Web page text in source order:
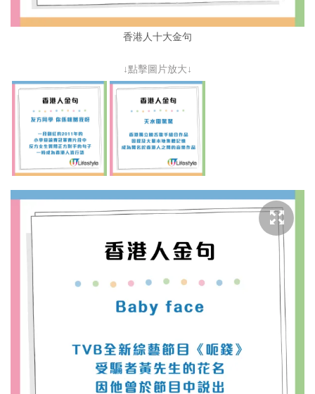
香港人十大金句
↓點擊圖片放大↓